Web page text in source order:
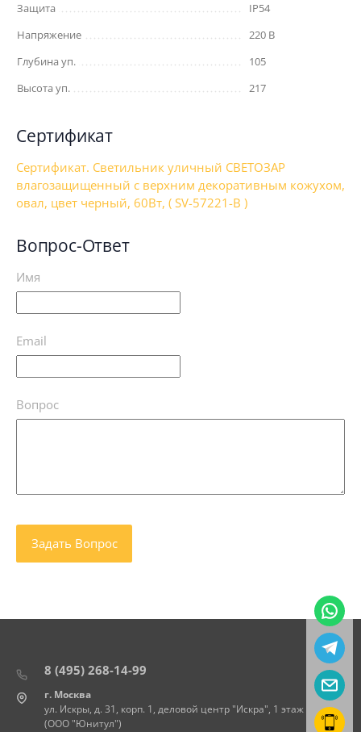
Защита
IP54
Напряжение
220 В
Глубина уп.
105
Высота уп.
217
Сертификат
Сертификат. Светильник уличный СВЕТОЗАР
влагозащищенный с верхним декоративным кожухом,
овал, цвет черный, 60Вт, ( SV-57221-B )
Вопрос-Ответ
Имя
Email
Вопрос
8 (495) 268-14-99
г. Москва
ул. Искры, д. 31, корп. 1, деловой центр "Искра", 1 этаж
(ООО "Юнитул")